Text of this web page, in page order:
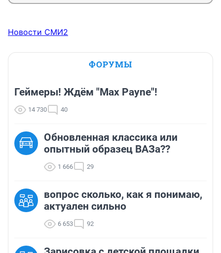
Новости СМИ2
ФОРУМЫ
Геймеры! Ждём "Max Payne"!
14 730 40
Обновленная классика или
опытный образец ВАЗа??
1 666 29
вопрос сколько, как я понимаю,
актуален сильно
6 653 92